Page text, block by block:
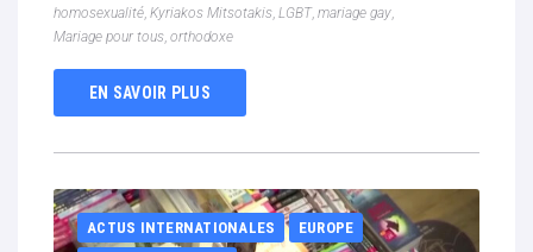
homosexualité, Kyriakos Mitsotakis, LGBT, mariage gay,
Mariage pour tous, orthodoxe
EN SAVOIR PLUS
ACTUS INTERNATIONALES
EUROPE